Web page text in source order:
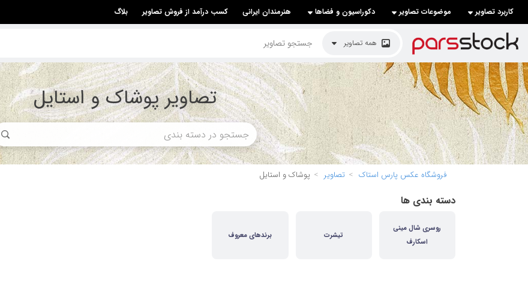
کاربرد تصاویر موضوعات تصاویر دکوراسیون و فضاها هنرمندان ایرانی کسب درآمد از فروش تصاویر بلاگ
همه تصاویر
تصاویر پوشاک و استایل
فروشگاه عکس پارس استاک تصاویر پوشاک و استایل
دسته بندی ها
روسری شال مینی
اسکارف
تیشرت برندهای معروف
لیست قیمت ها
کاربرد تصاویر
موضوعات تصاویر
دکوراسیون و فضاها
هنرمندان ایرانی
کسب درآمد از فروش تصاویر
بلاگ پارس استاک